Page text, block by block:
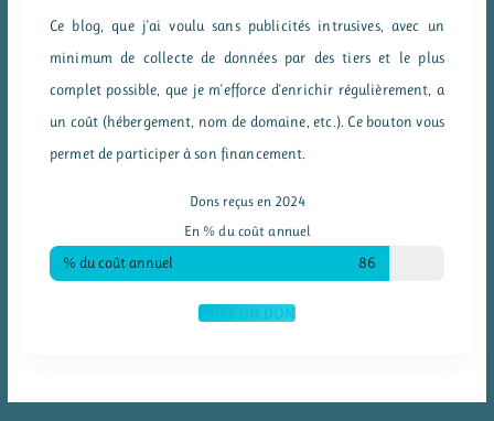
Ce blog, que j'ai voulu sans publicités intrusives, avec un
minimum de collecte de données par des tiers et le plus
complet possible, que je m'efforce d'enrichir régulièrement, a
un coût (hébergement, nom de domaine, etc.). Ce bouton vous
permet de participer à son financement.
Dons reçus en 2024
En % du coût annuel
% du coût annuel 86
FAIRE UN DON